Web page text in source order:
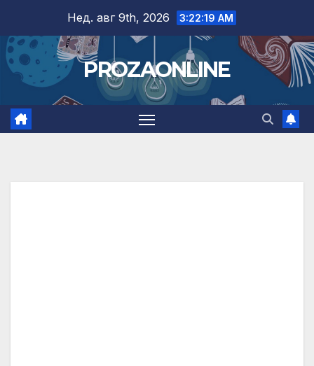
content
Нед. авг 9th, 2026 3:22:20 AM
PROZAONLINE